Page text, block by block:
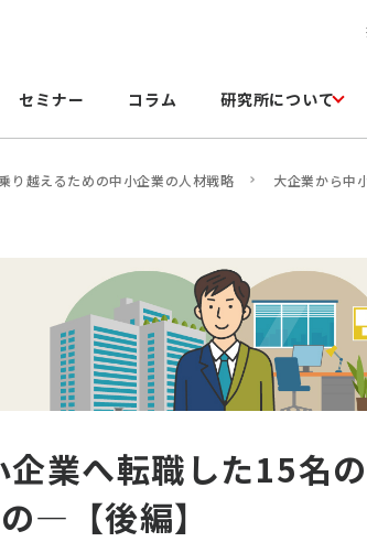
セミナー コラム 研究所について
り越えるための中小企業の人材戦略 大企業から中
業へ転職した15名
―【後編】